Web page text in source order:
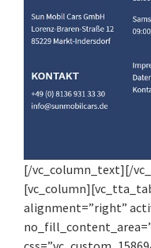
[/vc_column_text][/
alignment=”right”